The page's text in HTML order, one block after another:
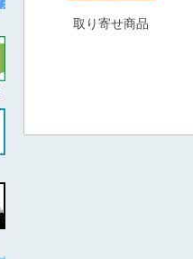
取り寄せ商品